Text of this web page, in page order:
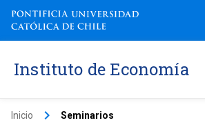
Instituto de Economía
Inicio keyboard_arrow_right Seminarios